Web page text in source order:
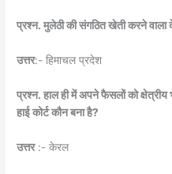
प्रश्न. मुलेठी की संगठित खेती करने वाला
उत्तर:- हिमाचल प्रदेश
प्रश्न. हाल ही में अपने फैसलों को क्षेत्रीय
हाई कोर्ट कौन बना है?
उत्तर:- केरल